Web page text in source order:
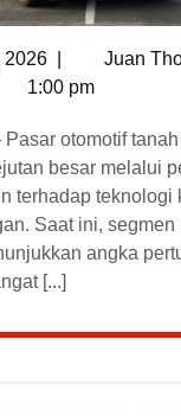
2026 Juan
1:00 pm
besar melalui
terhadap teknologi
Saat ini, segmen
angka
[...]